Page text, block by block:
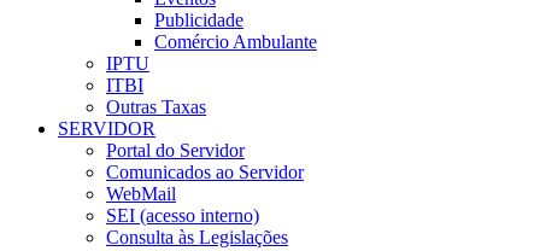
Publicidade
Comércio Ambulante
IPTU
ITBI
Outras Taxas
SERVIDOR
Portal do Servidor
Comunicados ao Servidor
WebMail
SEI (acesso interno)
Consulta às Legislações